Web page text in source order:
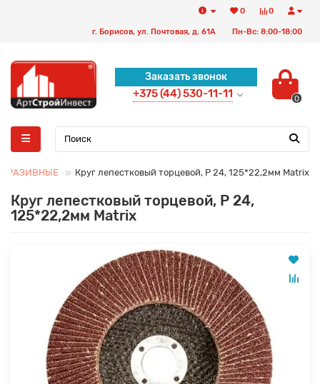
0
0
г. Борисов, ул. Почтовая, д. 61А Пн-Вс: 8:00-18:00
Заказать звонок
+375 (44) 530-11-11 0
Круг лепестковый торцевой, P 24, 125*22,2мм Matrix
Круг лепестковый торцевой, P 24,
125*22,2мм Matrix